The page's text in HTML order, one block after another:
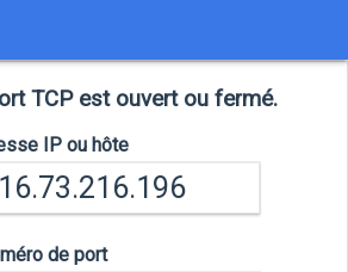
TCP est ouvert ou fermé.
IP ou hôte
de port